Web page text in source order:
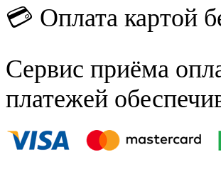
💳 Оплата картой
Сервис приёма
платежей